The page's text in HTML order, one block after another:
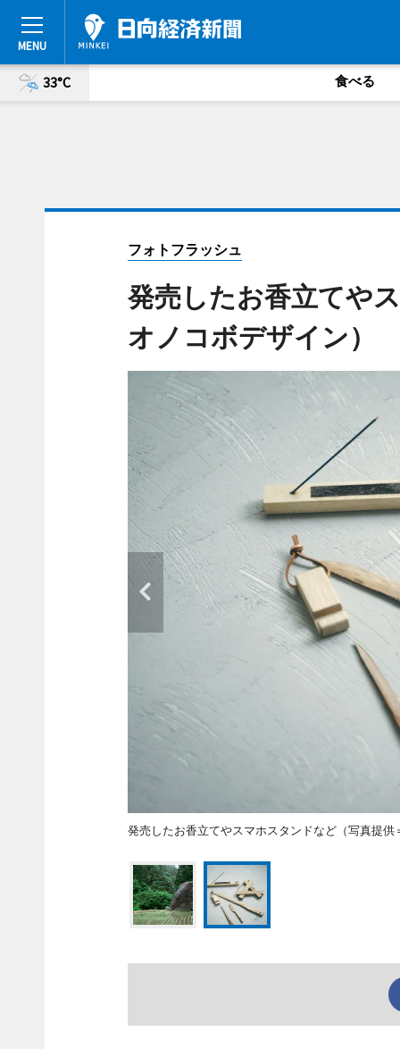
33°C 食べる
フォトフラッシュ
発売したお香立てや
オノコボデザイン）
発売したお香立てやスマホスタンドなど（写真提供